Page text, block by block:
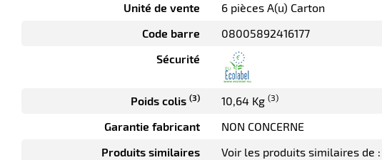
Unité de vente
6 pièces A(u) Carton
Code barre
08005892416177
Sécurité
Poids colis (3) 10,64 Kg (3)
Garantie fabricant
NON CONCERNE
Produits similaires
Voir les produits similaires de :